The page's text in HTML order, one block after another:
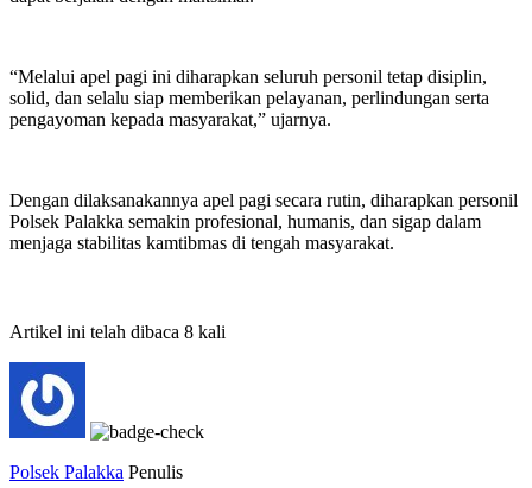
‎“Melalui apel pagi ini diharapkan seluruh personil tetap disiplin,
solid, dan selalu siap memberikan pelayanan, perlindungan serta
pengayoman kepada masyarakat,” ujarnya.
‎Dengan dilaksanakannya apel pagi secara rutin, diharapkan personil
Polsek Palakka semakin profesional, humanis, dan sigap dalam
menjaga stabilitas kamtibmas di tengah masyarakat.
Artikel ini telah dibaca 8 kali
Polsek Palakka Penulis